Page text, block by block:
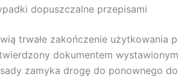
dopuszczalne przepisami
trwałe zakończenie użytkowania
dokumentem
zamyka drogę do ponownego